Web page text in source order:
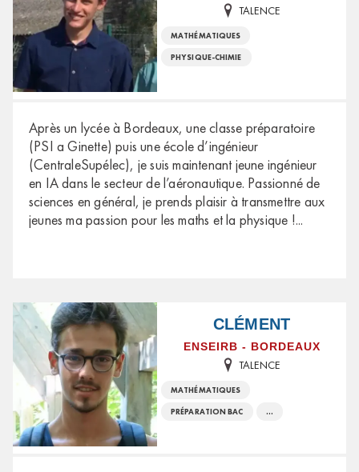
TALENCE
MATHÉMATIQUES
PHYSIQUE-CHIMIE
Après un lycée à Bordeaux, une classe préparatoire
(PSI a Ginette) puis une école d’ingénieur
(CentraleSupélec), je suis maintenant jeune ingénieur
en IA dans le secteur de l’aéronautique. Passionné de
sciences en général, je prends plaisir à transmettre aux
jeunes ma passion pour les maths et la physique !...
CLÉMENT
ENSEIRB - BORDEAUX
TALENCE
MATHÉMATIQUES
PRÉPARATION BAC ...